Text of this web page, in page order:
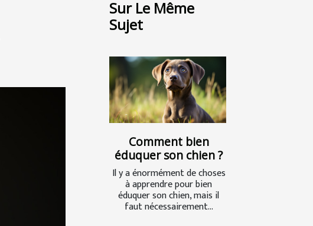
Sur Le Même
Sujet
Comment bien
éduquer son chien ?
Il y a énormément de choses
à apprendre pour bien
éduquer son chien, mais il
faut nécessairement...